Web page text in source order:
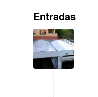
Entradas